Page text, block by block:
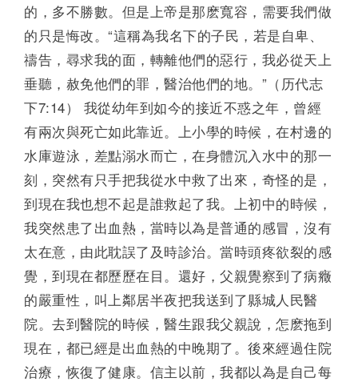
的，多不勝數。但是上帝是那麽寬容，需要我們做
的只是悔改。“這稱為我名下的子民，若是自卑、
禱告，尋求我的面，轉離他們的惡行，我必從天上
垂聽，赦免他們的罪，醫治他們的地。”（历代志
下7:14） 我從幼年到如今的接近不惑之年，曾經
有兩次與死亡如此靠近。上小學的時候，在村邊的
水庫遊泳，差點溺水而亡，在身體沉入水中的那一
刻，突然有只手把我從水中救了出來，奇怪的是，
到現在我也想不起是誰救起了我。上初中的時候，
我突然患了出血熱，當時以為是普通的感冒，沒有
太在意，由此耽誤了及時診治。當時頭疼欲裂的感
覺，到現在都歷歷在目。還好，父親覺察到了病癥
的嚴重性，叫上鄰居半夜把我送到了縣城人民醫
院。去到醫院的時候，醫生跟我父親說，怎麽拖到
現在，都已經是出血熱的中晚期了。後來經過住院
治療，恢復了健康。信主以前，我都以為是自己每